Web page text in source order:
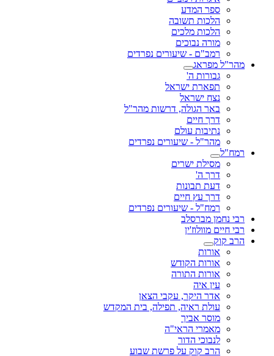
ספר המדע
הלכות תשובה
הלכות מלכים
מורה נבוכים
רמב"ם - שיעורים נפרדים
מהר"ל מפראג
גבורות ה'
תפארת ישראל
נצח ישראל
באר הגולה, דרשות מהר"ל
דרך חיים
נתיבות עולם
מהר"ל - שיעורים נפרדים
רמח"ל
מסילת ישרים
דרך ה'
דעת תבונות
דרך עץ חיים
רמח"ל - שיעורים נפרדים
רבי נחמן מברסלב
רבי חיים מוולוז'ין
הרב קוק
אורות
אורות הקודש
אורות התורה
עין איה
אדר היקר, עקבי הצאן
עולת ראיה, תפילה, בית המקדש
מוסר אביך
מאמרי הראי"ה
לנבוכי הדור
הרב קוק על פרשת שבוע